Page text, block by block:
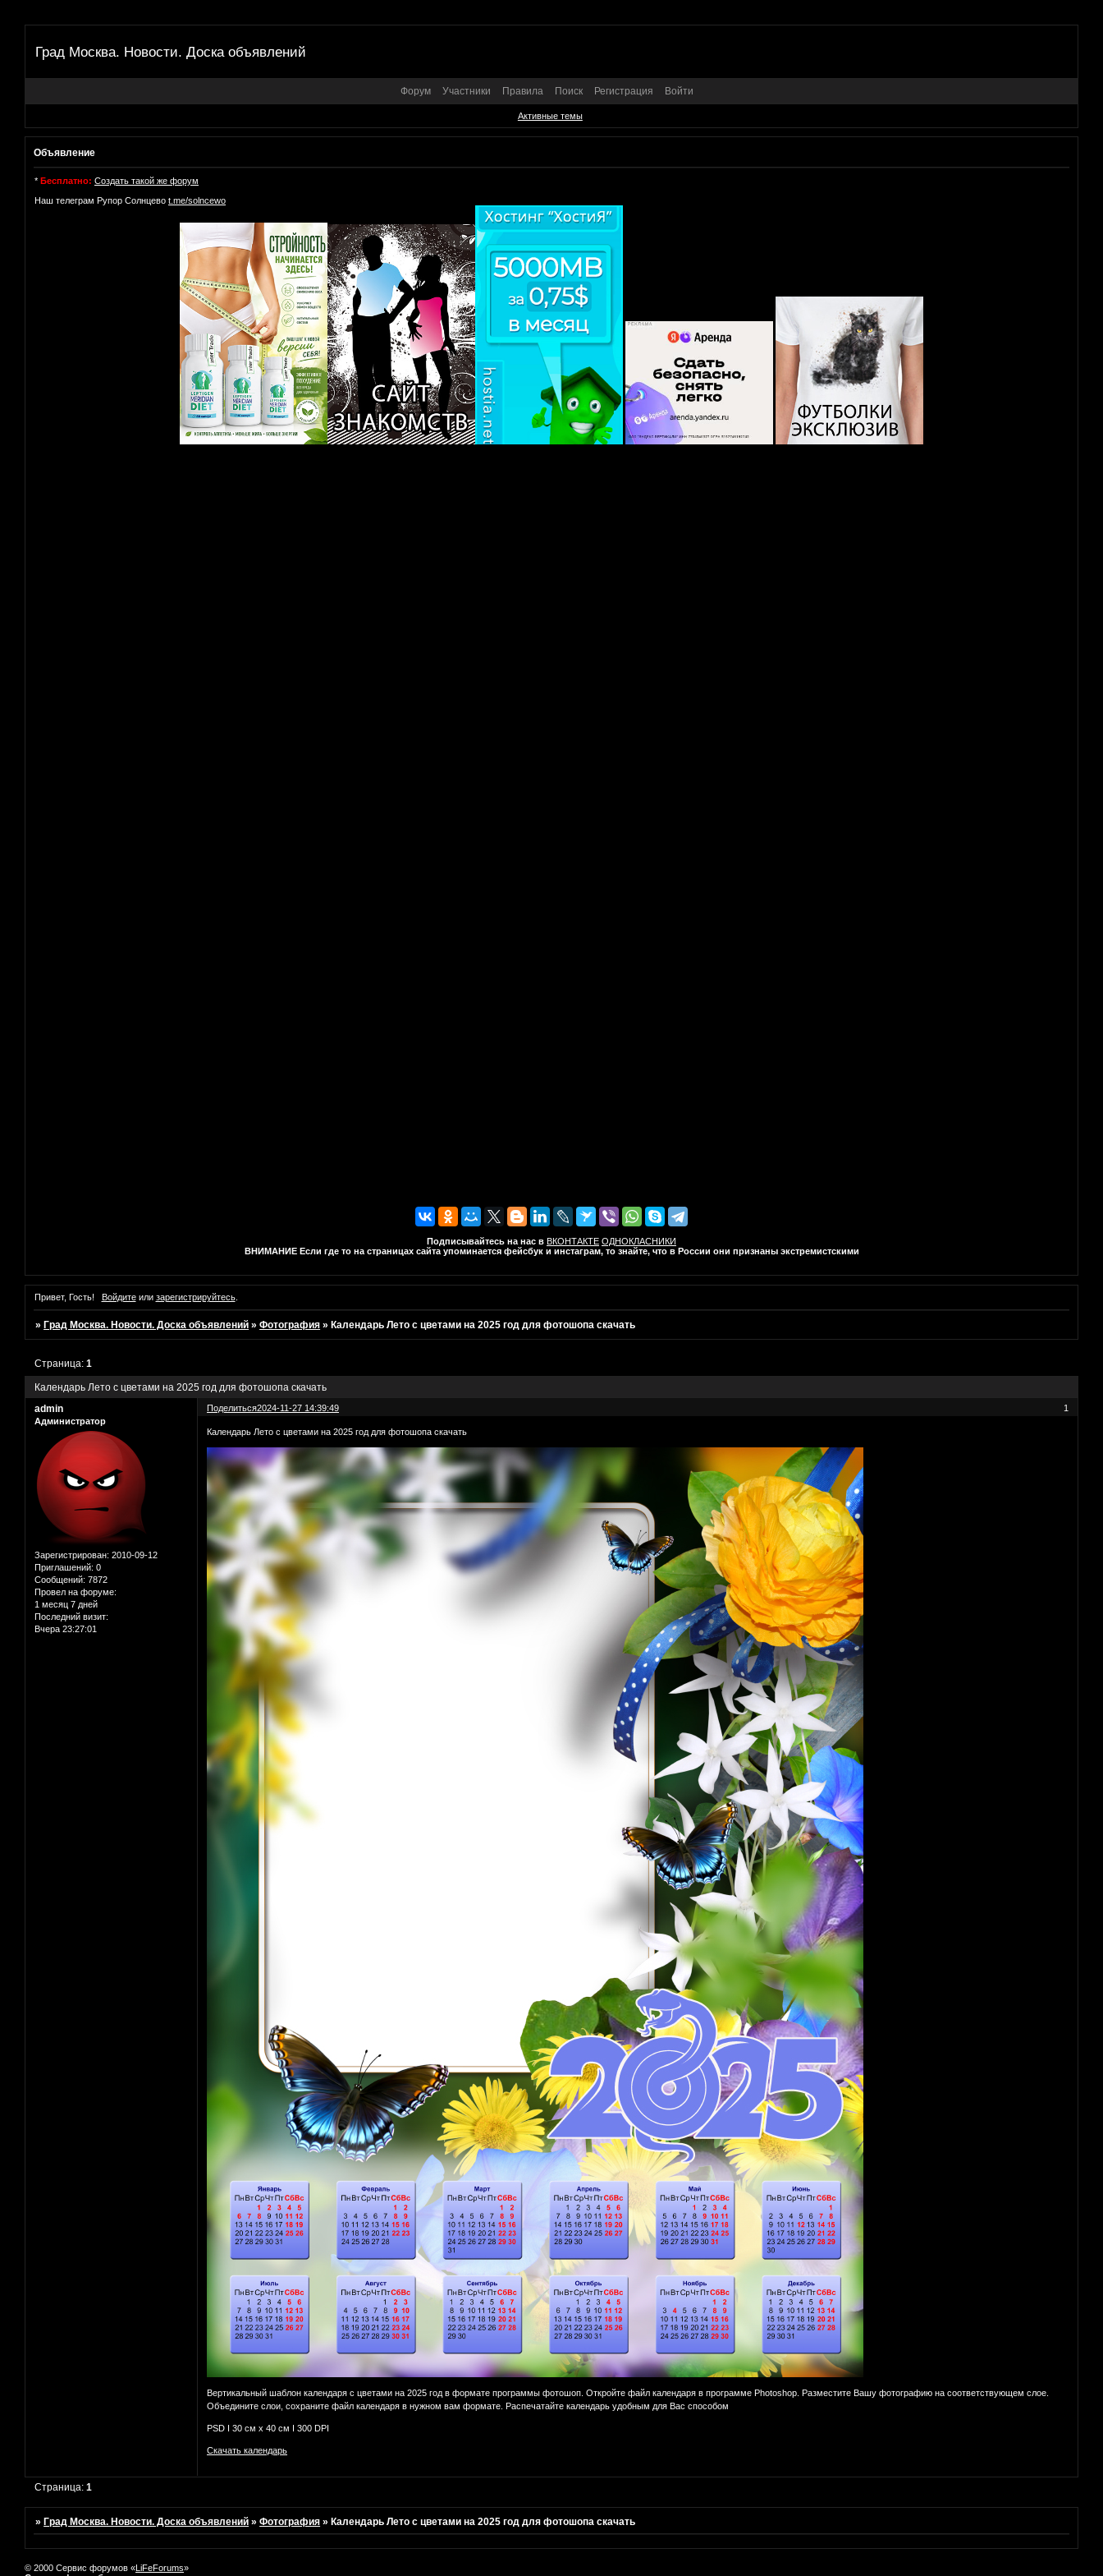
Град Москва. Новости. Доска объявлений
Форум Участники Правила Поиск Регистрация Войти
Активные темы
Объявление
* Бесплатно: Создать такой же форум
Наш телеграм Рупор Солнцево t.me/solncewo
Подписывайтесь на нас в ВКОНТАКТЕ ОДНОКЛАСНИКИ
ВНИМАНИЕ Если где то на страницах сайта упоминается фейсбук и инстаграм, то знайте, что в России они признаны экстремистскими
Привет, Гость! Войдитеили зарегистрируйтесь.
» Град Москва. Новости. Доска объявлений »Фотография » Календарь Лето с цветами на 2025 год для фотошопа скачать
Календарь Лето с цветами на 2025 год для фотошопа скачать
Страница:1
Поделиться 1
2024-11-27 14:39:49
admin
Администратор
Зарегистрирован: 2010-09-12
Приглашений: 0
Сообщений: 7872
Провел на форуме:
1 месяц 7 дней
Последний визит:
Вчера 23:27:01
Календарь Лето с цветами на 2025 год для фотошопа скачать
Вертикальный шаблон календаря с цветами на 2025 год в формате программы фотошоп. Откройте файл календаря в программе Photoshop. Разместите Вашу фотографию на соответствующем слое.
Объедините слои, сохраните файл календаря в нужном вам формате. Распечатайте календарь удобным для Вас способом
PSD I 30 см х 40 см I 300 DPI
Скачать календарь
Страница:1
»Град Москва. Новости. Доска объявлений »Фотография »Календарь Лето с цветами на 2025 год для фотошопа скачать
© 2000 Сервис форумов «LiFeForums»